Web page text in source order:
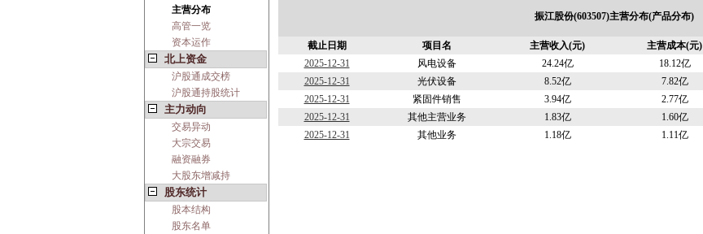
主营分布
高管一览
资本运作
北上资金
沪股通成交榜
沪股通持股统计
主力动向
交易异动
大宗交易
融资融券
大股东增减持
股东统计
股本结构
股东名单
振江股份(603507)主营分布(产品分布)
截止日期 项目名 主营收入(元) 主营成本(元)
2025-12-31
风电设备 24.24亿 18.12亿
2025-12-31
光伏设备 8.52亿 7.82亿
2025-12-31
紧固件销售 3.94亿 2.77亿
2025-12-31
其他主营业务 1.83亿 1.60亿
2025-12-31
其他业务 1.18亿 1.11亿